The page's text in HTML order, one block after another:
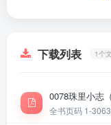
下载列表 1个
0078珠里小志
全书页码 1-306